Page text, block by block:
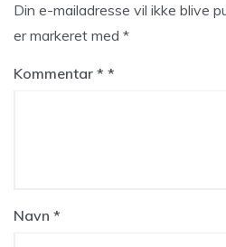
Din e-mailadresse vil ikke blive
er markeret med *
Kommentar *
Navn *